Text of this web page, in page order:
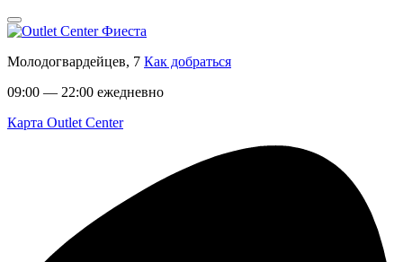
Молодогвардейцев, 7 Как добраться
09:00 — 22:00 ежедневно
Карта Outlet Center